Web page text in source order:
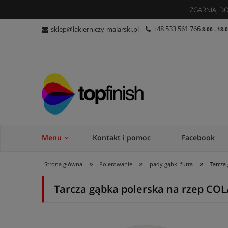
ZGARNIAJ
sklep@lakierniczy-malarski.pl +48 533 561 766 8:00 -
Menu Kontakt i pomoc Facebook
Strona główna » Polerowanie » pady gąbki futra »
Tarcza gąbka polerska na rzep